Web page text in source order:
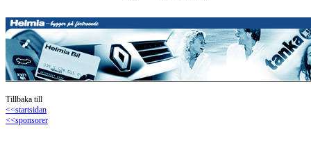
Tillbaka till
<<startsidan
<<sponsorer